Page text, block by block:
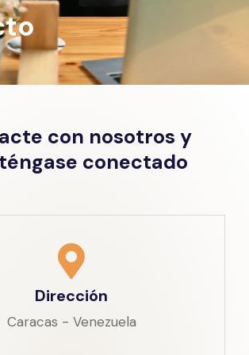
con nosotros y
conectado
Dirección
Caracas - Venezuela